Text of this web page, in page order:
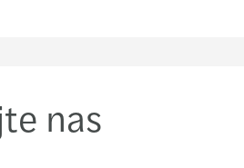
nas